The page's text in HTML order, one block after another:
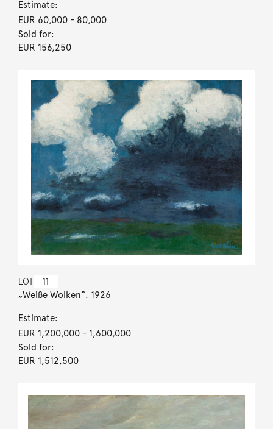
Estimate:
EUR 60,000- 80,000
Sold for:
EUR 156,250
LOT 11
„Weiße Wolken“. 1926
Estimate:
EUR 1,200,000- 1,600,000
Sold for:
EUR 1,512,500